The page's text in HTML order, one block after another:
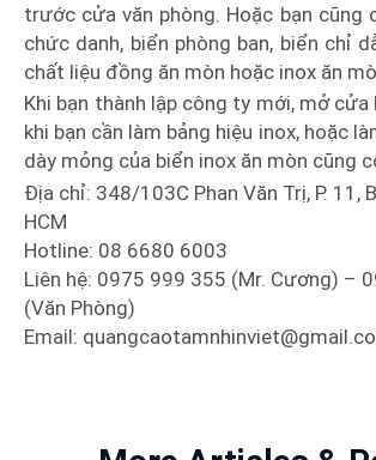
trước cửa văn phòng. Hoặc bạn cũng
chức danh, biển phòng ban, biển chỉ
chất liệu đồng ăn mòn hoặc inox ăn
Khi bạn thành lập công ty mới, mở cửa
khi bạn cần làm bảng hiệu inox, hoặc
dày mỏng của biển inox ăn mòn cũng
Địa chỉ: 348/103C Phan Văn Trị, P. 11,
HCM
Hotline: 08 6680 6003
Liên hệ: 0975 999 355 (Mr. Cương) –
(Văn Phòng)
Email: